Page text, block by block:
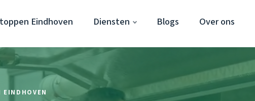
Eindhoven Diensten Blogs Over ons
EINDHOVEN